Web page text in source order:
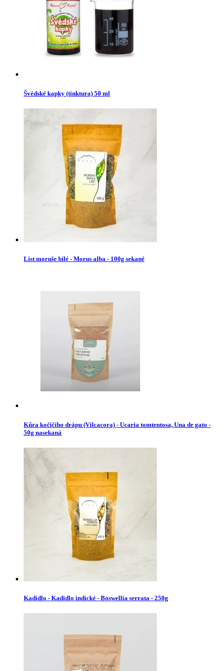
Švédské kapky (tinktura) 50 ml
List moruše bílé - Morus alba - 100g sekané
Kůra kočičího drápu (Vilcacora) - Ucaria tomtentosa, Una de gato -
50g nasekaná
Kadidlo - Kadidlo indické - Boswellia serrata - 250g